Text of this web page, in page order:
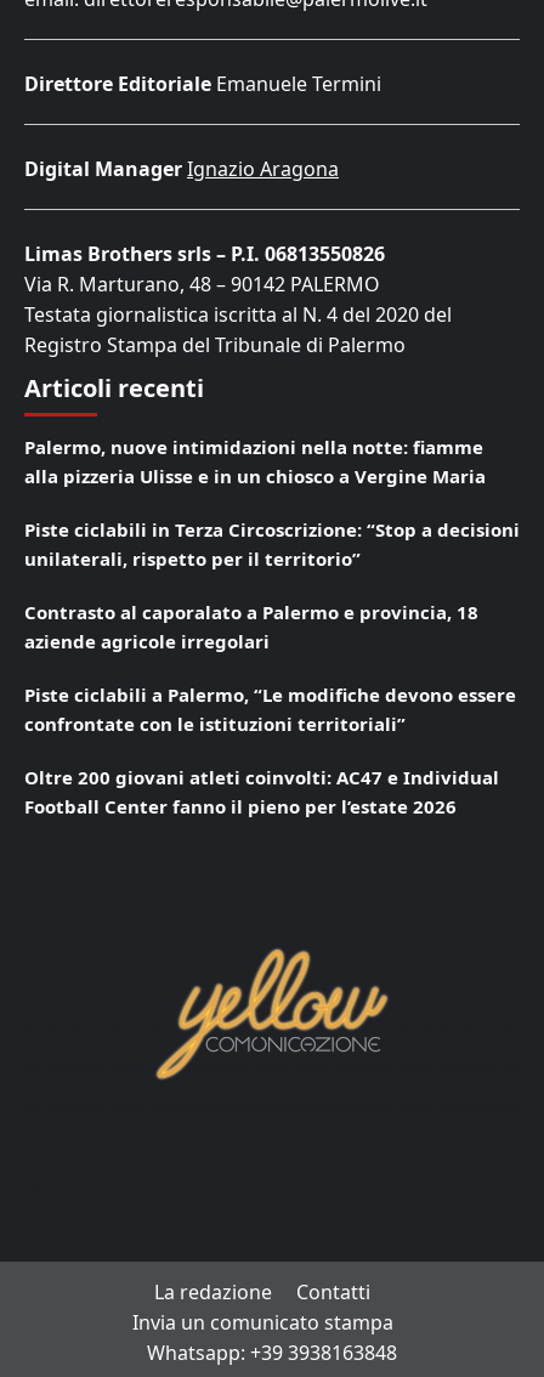
Direttore Editoriale Emanuele Termini
Digital ManagerIgnazio Aragona
Limas Brothers srls – P.I. 06813550826
Via R. Marturano, 48 – 90142 PALERMO
Testata giornalistica iscritta al N. 4 del 2020 del
Registro Stampa del Tribunale di Palermo
Articoli recenti
Palermo, nuove intimidazioni nella notte: fiamme
alla pizzeria Ulisse e in un chiosco a Vergine Maria
Piste ciclabili in Terza Circoscrizione: “Stop a decisioni
unilaterali, rispetto per il territorio”
Contrasto al caporalato a Palermo e provincia, 18
aziende agricole irregolari
Piste ciclabili a Palermo, “Le modifiche devono essere
confrontate con le istituzioni territoriali”
Oltre 200 giovani atleti coinvolti: AC47 e Individual
Football Center fanno il pieno per l’estate 2026
La redazione
Contatti
Invia un comunicato stampa
Whatsapp: +39 3938163848